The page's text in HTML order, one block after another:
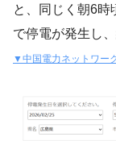
と、同じく朝6時
で停電が発生し
▼中国電力ネットワー